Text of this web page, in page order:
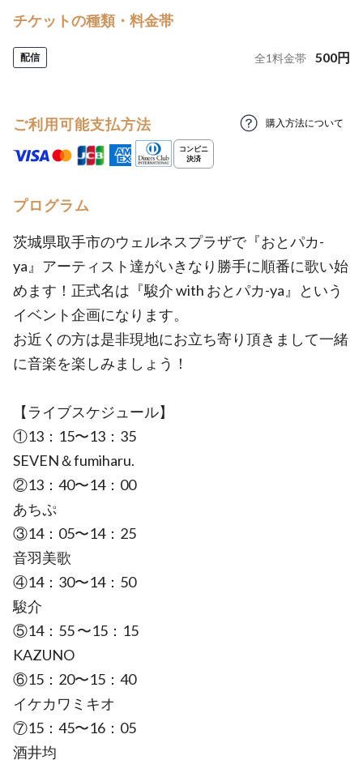
チケットの種類・料金帯
配信 全1料金帯 500円
ご利用可能支払方法 購入方法について
プログラム
茨城県取手市のウェルネスプラザで『おとパカ-
ya』アーティスト達がいきなり勝手に順番に歌い始
めます！正式名は『駿介 with おとパカ-ya』という
イベント企画になります。
お近くの方は是非現地にお立ち寄り頂きまして一緒
に音楽を楽しみましょう！
【ライブスケジュール】
①13：15〜13：35
SEVEN＆fumiharu.
②13：40〜14：00
あちぷ
③14：05〜14：25
音羽美歌
④14：30〜14：50
駿介
⑤14：55 〜15：15
KAZUNO
⑥15：20〜15：40
イケカワミキオ
⑦15：45〜16：05
酒井均